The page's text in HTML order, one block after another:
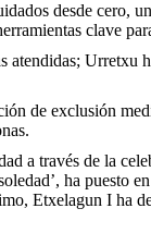
desde cero,
clave
Urretxu
de exclusión
a través de la
ha puesto
Etxelagun I ha